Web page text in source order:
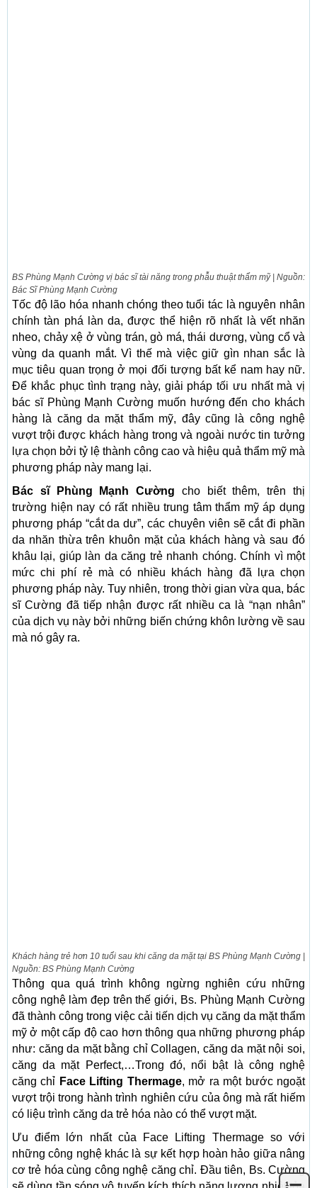
BS Phùng Mạnh Cường vị bác sĩ tài năng trong phẫu thuật thẩm mỹ | Nguồn:
Bác Sĩ Phùng Mạnh Cường
Tốc độ lão hóa nhanh chóng theo tuổi tác là nguyên nhân
chính tàn phá làn da, được thể hiện rõ nhất là vết nhăn
nheo, chảy xệ ở vùng trán, gò má, thái dương, vùng cổ và
vùng da quanh mắt. Vì thế mà việc giữ gìn nhan sắc là
mục tiêu quan trọng ở mọi đối tượng bất kể nam hay nữ.
Để khắc phục tình trạng này, giải pháp tối ưu nhất mà vị
bác sĩ Phùng Mạnh Cường muốn hướng đến cho khách
hàng là căng da mặt thẩm mỹ, đây cũng là công nghệ
vượt trội được khách hàng trong và ngoài nước tin tưởng
lựa chọn bởi tỷ lệ thành công cao và hiệu quả thẩm mỹ mà
phương pháp này mang lại.
Bác sĩ Phùng Mạnh Cường cho biết thêm, trên thị
trường hiện nay có rất nhiều trung tâm thẩm mỹ áp dụng
phương pháp “cắt da dư”, các chuyên viên sẽ cắt đi phần
da nhăn thừa trên khuôn mặt của khách hàng và sau đó
khâu lại, giúp làn da căng trẻ nhanh chóng. Chính vì một
mức chi phí rẻ mà có nhiều khách hàng đã lựa chọn
phương pháp này. Tuy nhiên, trong thời gian vừa qua, bác
sĩ Cường đã tiếp nhận được rất nhiều ca là “nạn nhân”
của dịch vụ này bởi những biến chứng khôn lường về sau
mà nó gây ra.
Khách hàng trẻ hơn 10 tuổi sau khi căng da mặt tại BS Phùng Mạnh Cường |
Nguồn: BS Phùng Mạnh Cường
Thông qua quá trình không ngừng nghiên cứu những
công nghệ làm đẹp trên thế giới, Bs. Phùng Mạnh Cường
đã thành công trong việc cải tiến dịch vụ căng da mặt thẩm
mỹ ở một cấp độ cao hơn thông qua những phương pháp
như: căng da mặt bằng chỉ Collagen, căng da mặt nội soi,
căng da mặt Perfect,…Trong đó, nổi bật là công nghệ
căng chỉ Face Lifting Thermage, mở ra một bước ngoặt
vượt trội trong hành trình nghiên cứu của ông mà rất hiếm
có liệu trình căng da trẻ hóa nào có thể vượt mặt.
Ưu điểm lớn nhất của Face Lifting Thermage so với
những công nghệ khác là sự kết hợp hoàn hảo giữa nâng
cơ trẻ hóa cùng công nghệ căng chỉ. Đầu tiên, Bs. Cường